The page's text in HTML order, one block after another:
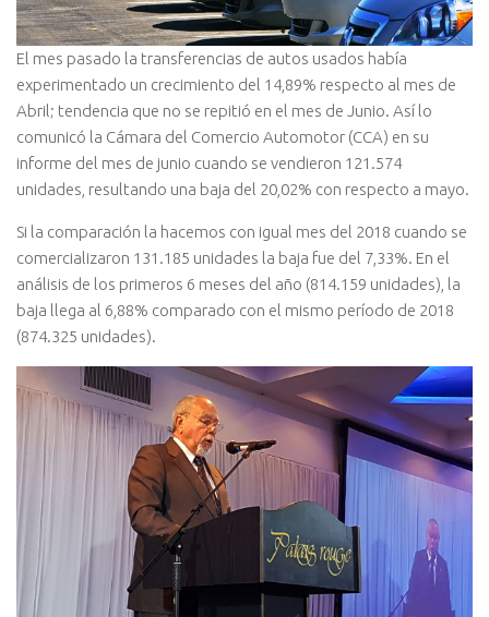
El mes pasado la transferencias de autos usados había
experimentado un crecimiento del 14,89% respecto al mes de
Abril; tendencia que no se repitió en el mes de Junio. Así lo
comunicó la Cámara del Comercio Automotor (CCA) en su
informe del mes de junio cuando se vendieron 121.574
unidades, resultando una baja del 20,02% con respecto a mayo.
Si la comparación la hacemos con igual mes del 2018 cuando se
comercializaron 131.185 unidades la baja fue del 7,33%. En el
análisis de los primeros 6 meses del año (814.159 unidades), la
baja llega al 6,88% comparado con el mismo período de 2018
(874.325 unidades).